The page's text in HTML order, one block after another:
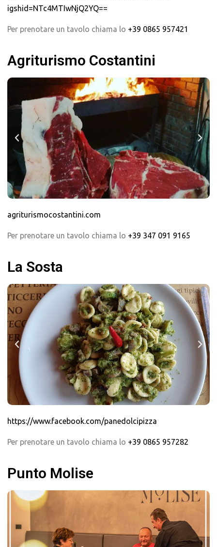
igshid=NTc4MTIwNjQ2YQ==
Per prenotare un tavolo chiama lo +39 0865 957421
Agriturismo Costantini
agriturismocostantini.com
Per prenotare un tavolo chiama lo +39 347 091 9165
La Sosta
https://www.facebook.com/panedolcipizza
Per prenotare un tavolo chiama lo +39 0865 957282
Punto Molise